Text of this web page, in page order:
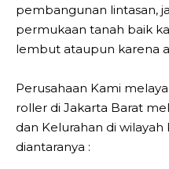
pembangunan lintasan,
permukaan tanah baik
lembut ataupun karena
Perusahaan Kami
roller di Jakarta Barat
dan Kelurahan di
diantaranya :